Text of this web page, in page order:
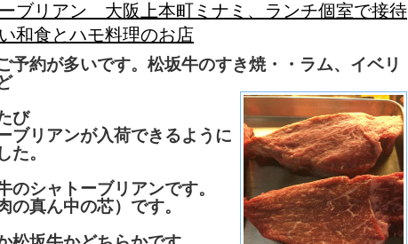
ブリアン 大阪上本町ミナミ、ランチ個室で接待
和食とハモ料理のお店
予約が多いです。松坂牛のすき焼・・ラム、イベリ
び
ブリアンが入荷できるように
た。
のシャトーブリアンです。
の真ん中の芯）です。